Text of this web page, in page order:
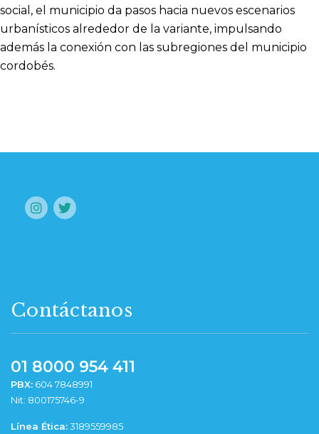
social, el municipio da pasos hacia nuevos escenarios
urbanísticos alrededor de la variante, impulsando
además la conexión con las subregiones del municipio
cordobés.
Contáctanos
01 8000 954 411
PBX: 604 7848991
Nit: 800175746-9
Línea Ética:3189559985